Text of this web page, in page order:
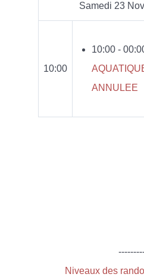
Samedi 23
10:00
10:00 -
ANNULEE
Niveaux des